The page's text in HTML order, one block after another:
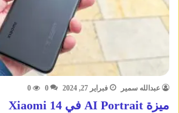
عبدالله سمير فبراير 27, 2024 0
0
ميزة AI Portrait في Xiaomi 14